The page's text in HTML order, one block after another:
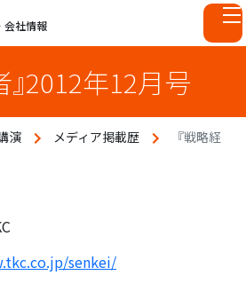
会社情報
』2012年12月号
演 メディア掲載歴
『戦略経
senkei/